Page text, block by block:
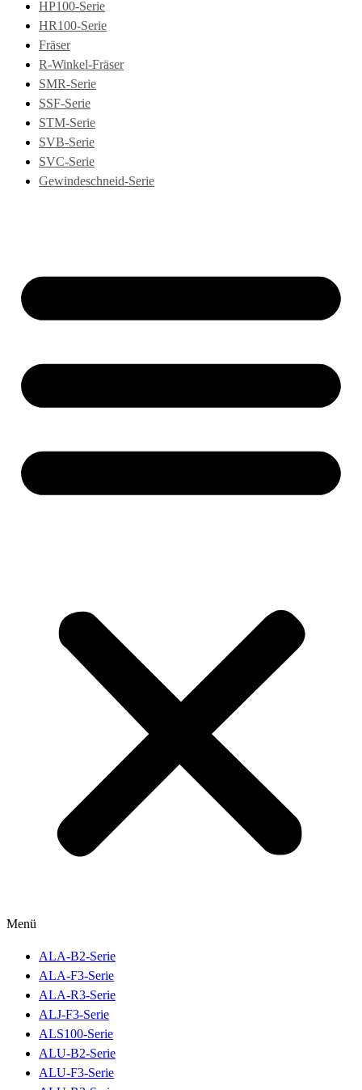
HP100-Serie
HR100-Serie
Fräser
R-Winkel-Fräser
SMR-Serie
SSF-Serie
STM-Serie
SVB-Serie
SVC-Serie
Gewindeschneid-Serie
Menü
ALA-B2-Serie
ALA-F3-Serie
ALA-R3-Serie
ALJ-F3-Serie
ALS100-Serie
ALU-B2-Serie
ALU-F3-Serie